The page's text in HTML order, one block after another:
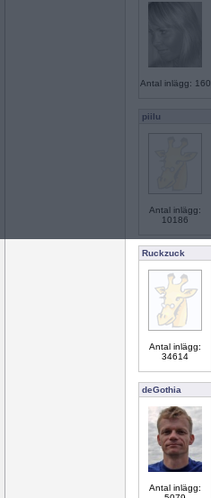
Antal inlägg: 160
piilu
Antal inlägg:
10186
Ruckzuck
Antal inlägg:
34614
deGothia
Antal inlägg: